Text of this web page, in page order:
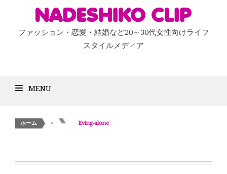
ファッション・恋愛・結婚など20～30代女性向けライフ
スタイルメディア
MENU
ホーム > > living-alone